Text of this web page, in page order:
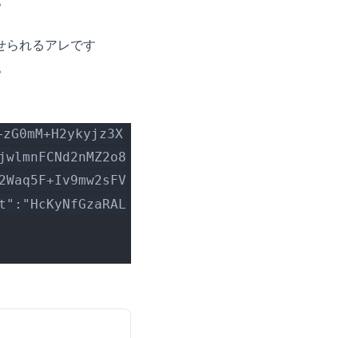
られるアレです